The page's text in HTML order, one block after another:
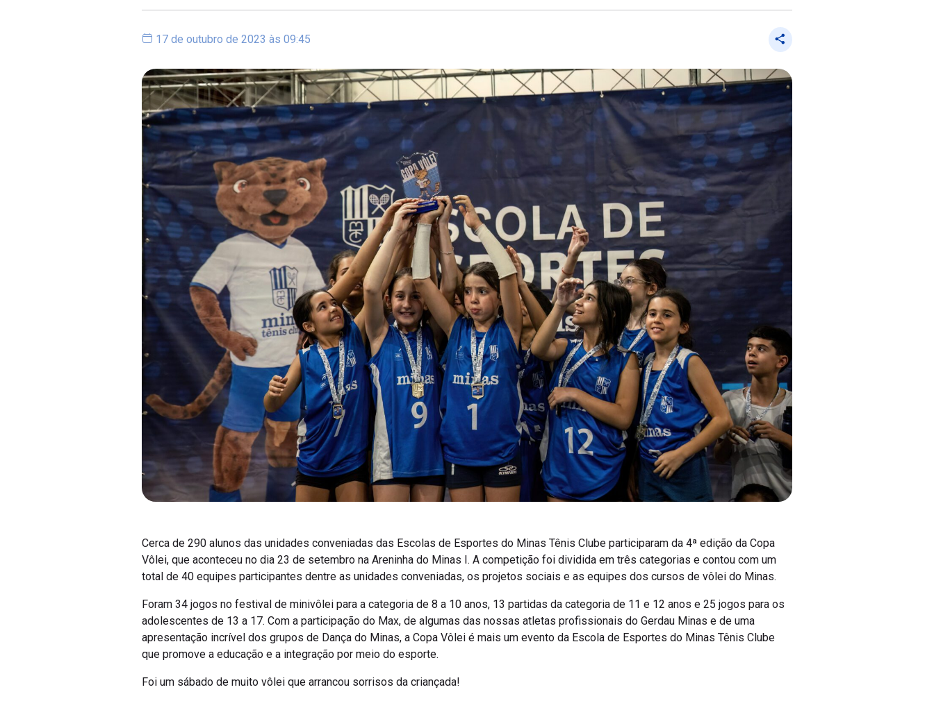
17 de outubro de 2023 às 09:45
Cerca de 290 alunos das unidades conveniadas das Escolas de Esportes do Minas Tênis Clube participaram da 4ª edição da Copa
Vôlei, que aconteceu no dia 23 de setembro na Areninha do Minas I. A competição foi dividida em três categorias e contou com um
total de 40 equipes participantes dentre as unidades conveniadas, os projetos sociais e as equipes dos cursos de vôlei do Minas.
Foram 34 jogos no festival de minivôlei para a categoria de 8 a 10 anos, 13 partidas da categoria de 11 e 12 anos e 25 jogos para os
adolescentes de 13 a 17. Com a participação do Max, de algumas das nossas atletas profissionais do Gerdau Minas e de uma
apresentação incrível dos grupos de Dança do Minas, a Copa Vôlei é mais um evento da Escola de Esportes do Minas Tênis Clube
que promove a educação e a integração por meio do esporte.
Foi um sábado de muito vôlei que arrancou sorrisos da criançada!